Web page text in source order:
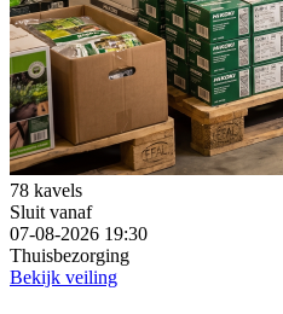
78 kavels
Sluit vanaf
07-08-2026 19:30
Thuisbezorging
Bekijk veiling